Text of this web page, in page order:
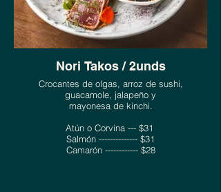
Nori Takos / 2unds
Crocantes de olgas, arroz de sushi,
guacamole, jalapeño y
mayonesa de kinchi.
Atún o Corvina --- $31
Salmón -------------- $31
Camarón ------------ $28